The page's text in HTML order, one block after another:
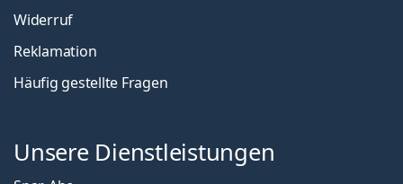
Widerruf
Reklamation
Häufig gestellte Fragen
Unsere Dienstleistungen